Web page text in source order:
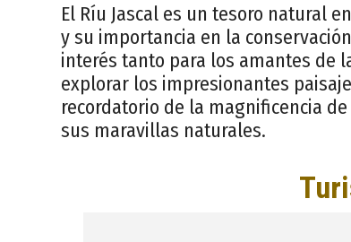
El Ríu Jascal es un tesoro natural
y su importancia en la
interés tanto para los amantes de
explorar los impresionantes
recordatorio de la magnificencia
sus maravillas naturales.